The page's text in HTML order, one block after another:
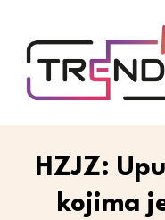
HZJZ:
kojima